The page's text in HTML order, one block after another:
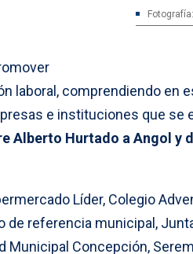
laboral, comprendiendo en
e instituciones que se
Alberto Hurtado a Angol y
Líder, Colegio
de referencia municipal,
Concepción,